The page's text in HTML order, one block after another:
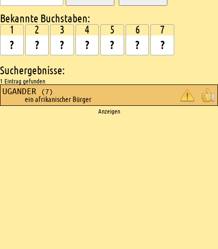
Bekannte Buchstaben:
1 2 3 4 5 6 7
Suchergebnisse:
1 Eintrag gefunden
UGANDER (7)
ein afrikanischer Bürger
Anzeigen